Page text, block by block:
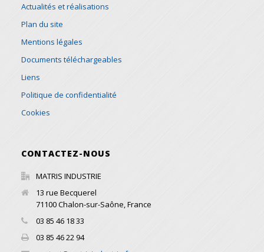
Actualités et réalisations
Plan du site
Mentions légales
Documents téléchargeables
Liens
Politique de confidentialité
Cookies
CONTACTEZ-NOUS
MATRIS INDUSTRIE
13 rue Becquerel
71100Chalon-sur-Saône ,France
03 85 46 18 33
03 85 46 22 94